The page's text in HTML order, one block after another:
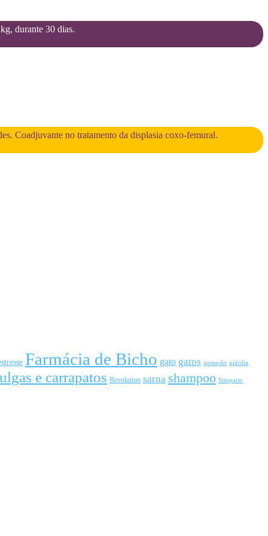
durante 30 dias.
Coadjuvante no tratamento da displasia coxo-femural.
Farmácia de Bicho gato gatos gestação giárdia
e carrapatos Revolution sarna shampoo Simparic